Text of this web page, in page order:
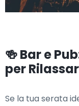
🍻 Bar e
per
Se la tua serata